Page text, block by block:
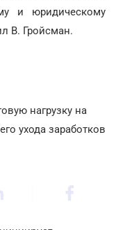
и юридическому
В. Гройсман.
нагрузку на
ухода заработков